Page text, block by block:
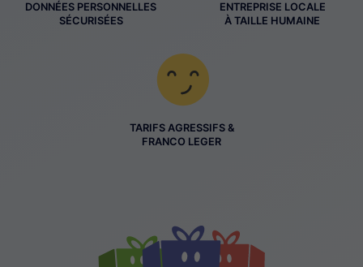
DONNÉES PERSONNELLES
SÉCURISÉES
ENTREPRISE LOCALE
À TAILLE HUMAINE
TARIFS AGRESSIFS &
FRANCO LEGER